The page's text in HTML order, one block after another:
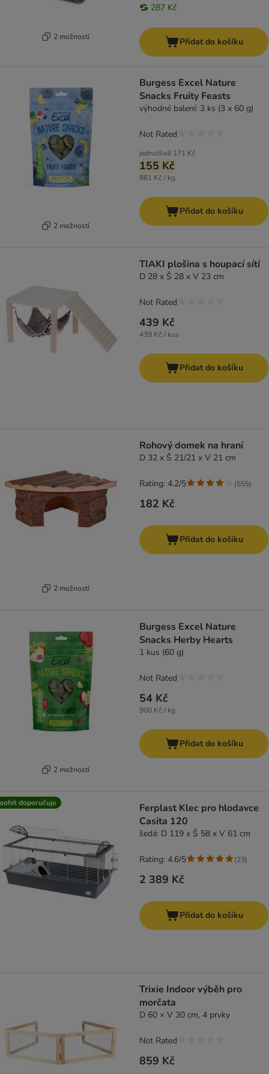
2 možností
287 Kč
Přidat do košíku
2 možností
Burgess Excel Nature
Snacks Fruity Feasts
výhodné balení: 3 ks (3 x 60 g)
jednotlivě 171 Kč
155 Kč
861 Kč / kg
Not Rated
Přidat do košíku
TIAKI plošina s houpací sítí
D 28 x Š 28 x V 23 cm
439 Kč
439 Kč / kus
Not Rated
Přidat do košíku
2 možností
Rohový domek na hraní
D 32 x Š 21/21 x V 21 cm
182 Kč
Rating: 4.2/5 (555)
Přidat do košíku
2 možností
Burgess Excel Nature
Snacks Herby Hearts
1 kus (60 g)
54 Kč
900 Kč / kg
Not Rated
Přidat do košíku
doporučuje
Ferplast Klec pro hlodavce
Casita 120
šedá: D 119 x Š 58 x V 61 cm
2 389 Kč
Rating: 4.6/5 (23)
Přidat do košíku
Trixie Indoor výběh pro
morčata
D 60 × V 30 cm, 4 prvky
859 Kč
Not Rated